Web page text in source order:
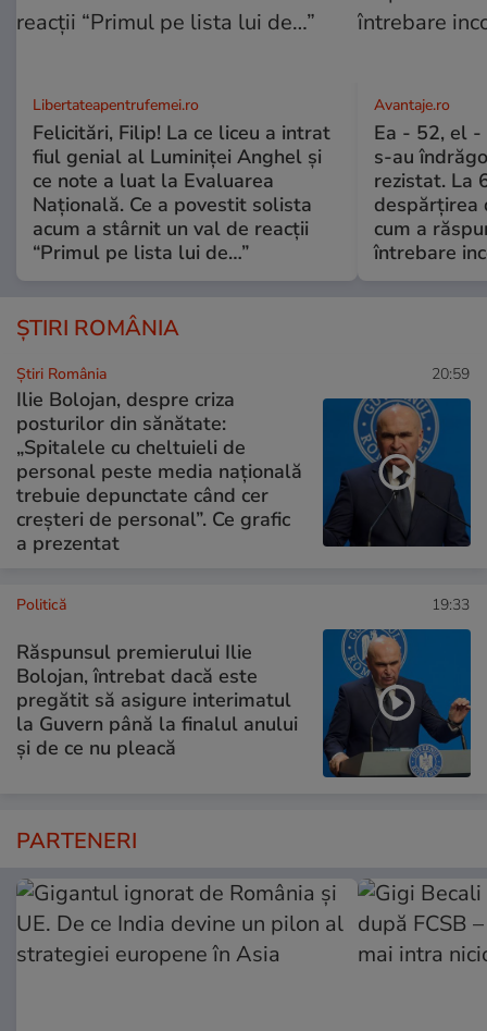
Libertateapentrufemei.ro
Felicitări, Filip! La ce liceu a intrat
fiul genial al Luminiței Anghel și
ce note a luat la Evaluarea
Națională. Ce a povestit solista
acum a stârnit un val de reacții
“Primul pe lista lui de…”
Avantaje.ro
Ea - 52, el -
s-au
rezistat. La
despărțirea
cum a
întrebare
ȘTIRI ROMÂNIA
Știri România 20:59
Ilie Bolojan, despre criza
posturilor din sănătate:
„Spitalele cu cheltuieli de
personal peste media națională
trebuie depunctate când cer
creșteri de personal”. Ce grafic
a prezentat
Politică 19:33
Răspunsul premierului Ilie
Bolojan, întrebat dacă este
pregătit să asigure interimatul
la Guvern până la finalul anului
și de ce nu pleacă
PARTENERI